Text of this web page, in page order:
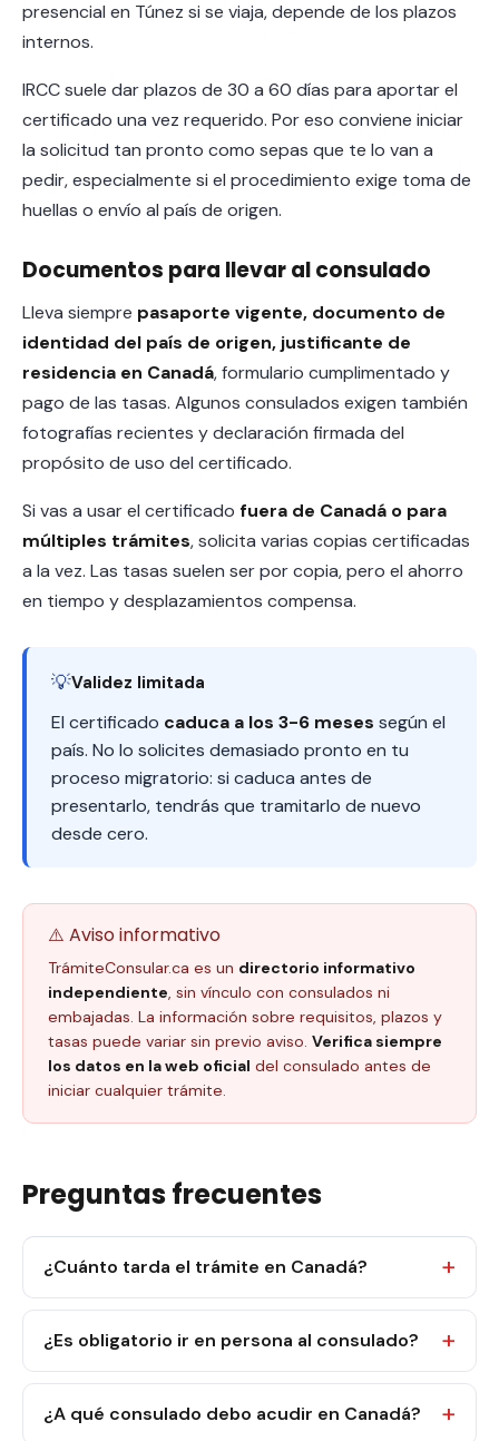
presencial en Túnez si se viaja, depende de los plazos
internos.
IRCC suele dar plazos de 30 a 60 días para aportar el
certificado una vez requerido. Por eso conviene iniciar
la solicitud tan pronto como sepas que te lo van a
pedir, especialmente si el procedimiento exige toma de
huellas o envío al país de origen.
Documentos para llevar al consulado
Lleva siempre pasaporte vigente, documento de
identidad del país de origen, justificante de
residencia en Canadá, formulario cumplimentado y
pago de las tasas. Algunos consulados exigen también
fotografías recientes y declaración firmada del
propósito de uso del certificado.
Si vas a usar el certificado fuera de Canadá o para
múltiples trámites, solicita varias copias certificadas
a la vez. Las tasas suelen ser por copia, pero el ahorro
en tiempo y desplazamientos compensa.
💡Validez limitada
El certificado caduca a los 3-6 meses según el
país. No lo solicites demasiado pronto en tu
proceso migratorio: si caduca antes de
presentarlo, tendrás que tramitarlo de nuevo
desde cero.
⚠️ Aviso informativo
TrámiteConsular.ca es un directorio informativo
independiente, sin vínculo con consulados ni
embajadas. La información sobre requisitos, plazos y
tasas puede variar sin previo aviso. Verifica siempre
los datos en la web oficial del consulado antes de
iniciar cualquier trámite.
Preguntas frecuentes
¿Cuánto tarda el trámite en Canadá?
¿Es obligatorio ir en persona al consulado?
¿A qué consulado debo acudir en Canadá?